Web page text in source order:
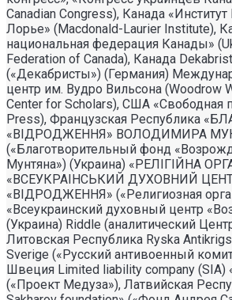
Canadian Congress), Канада
Лорье» (Macdonald-Laurier Institute),
национальная федерация Канады»
Federation of Canada), Канада
(«Декабристы») (Германия)
центр им. Вудро Вильсона (Woodrow
Center for Scholars), США «Свободная
Press), Французская Республика
«ВIДРОДЖЕННЯ» ВОЛОДИМИРА
(«Благотворительный фонд
Мунтяна») (Украина) «РЕЛIГIЙНА
«ВСЕУКРАIНСЬКИЙ ДУХОВНИЙ
«ВIДРОДЖЕННЯ» («Религиозная
«Всеукраинский духовный центр
(Украина) Riddle (аналитический
Литовская Республика Ryska
Sverige («Русский антивоенный
Швеция Limited liability company (SIA)
(«Проект Медуза»), Латвийская